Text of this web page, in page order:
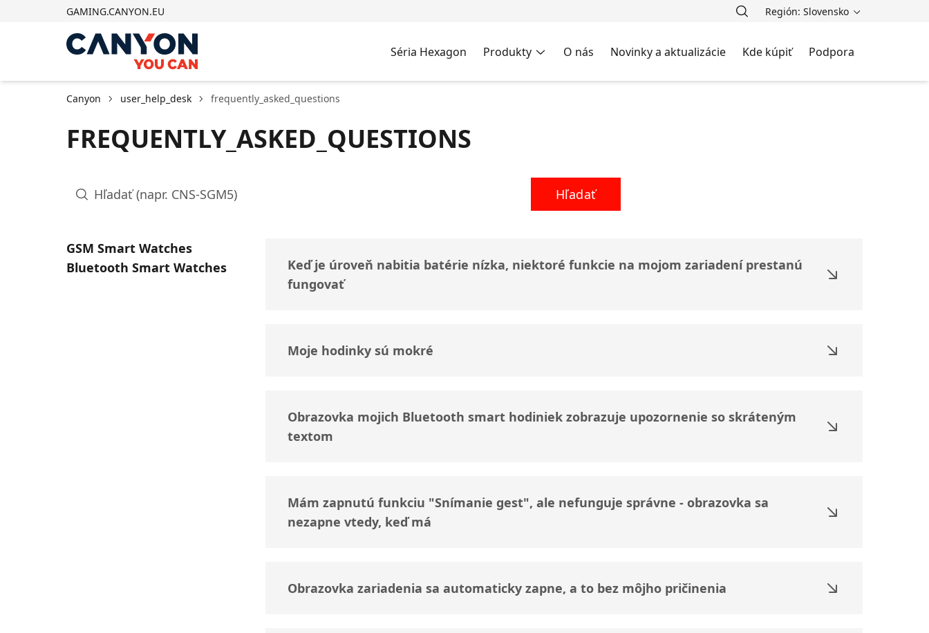
GAMING.CANYON.EU Región: Slovensko
Séria Hexagon Produkty O nás Novinky a aktualizácie Kde kúpiť Podpora
Canyon user_help_desk frequently_asked_questions
FREQUENTLY_ASKED_QUESTIONS
Hľadať
GSM Smart Watches
Bluetooth Smart Watches
Keď je úroveň nabitia batérie nízka, niektoré funkcie na mojom zariadení prestanú
fungovať
Moje hodinky sú mokré
Obrazovka mojich Bluetooth smart hodiniek zobrazuje upozornenie so skráteným
textom
Mám zapnutú funkciu "Snímanie gest", ale nefunguje správne - obrazovka sa
nezapne vtedy, keď má
Obrazovka zariadenia sa automaticky zapne, a to bez môjho pričinenia